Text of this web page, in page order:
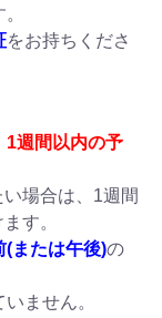
をお持ちくださ
1週間以内の予
場合は、1週間
す。
または午後)の
ません。